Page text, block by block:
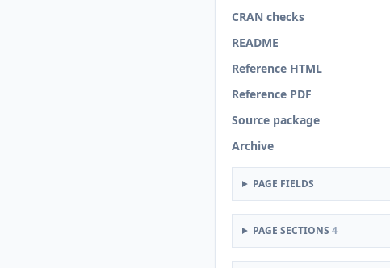
CRAN checks
README
Reference HTML
Reference PDF
Source package
Archive
PAGE FIELDS
PAGE SECTIONS 4